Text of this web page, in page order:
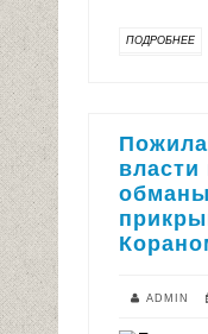
ПОДРОБНЕЕ
ADMIN